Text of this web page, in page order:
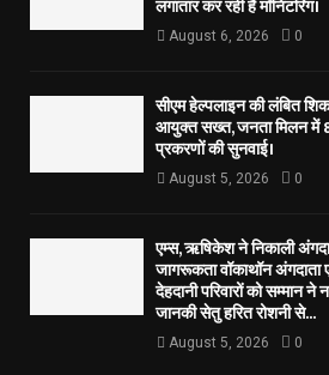
लगातार कर रही हैं मॉनिटरिंग।
August 6, 2026 0
सीएम हेल्पलाइन की लंबित
आयुक्त सख्त, जनता मिलन में
प्रकरणों की सुनवाई।
August 5, 2026 0
एम्स, ऋषिकेश ने निकाली
जागरूकता वॉकाथॉन अंगदाता
देहदानी परिवारों को सम्मान ने
जानकी सेतु हरित रोशनी से...
August 5, 2026 0